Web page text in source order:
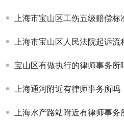
上海市宝山区工伤五级赔偿标
上海市宝山区人民法院起诉流
宝山区有做执行的律师事务所
上海通河附近有律师事务所吗
上海水产路站附近有律师事务